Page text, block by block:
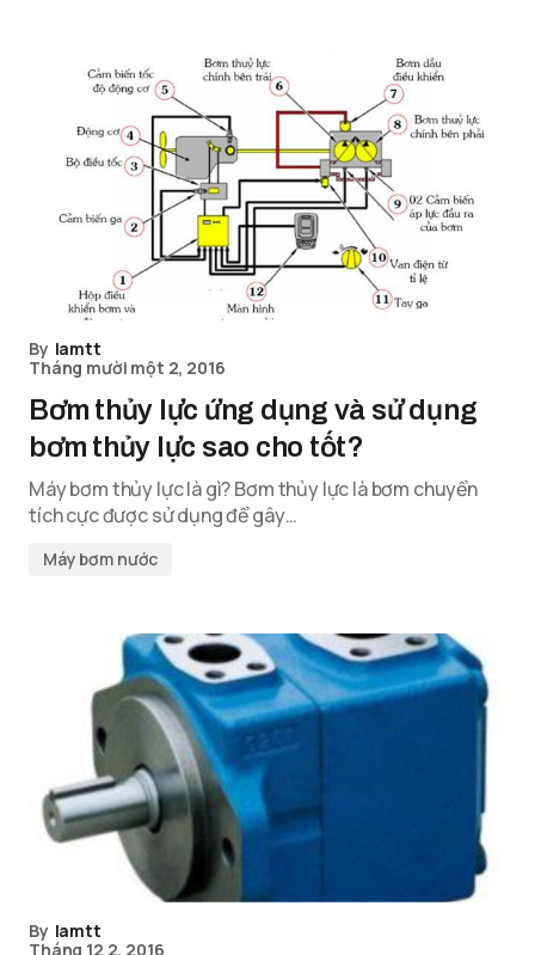
By lamtt
Tháng mười một 2, 2016
Bơm thủy lực ứng dụng và sử dụng
bơm thủy lực sao cho tốt?
Máy bơm thủy lực là gì? Bơm thủy lực là bơm chuyển
tích cực được sử dụng để gây…
Máy bơm nước
By lamtt
Tháng 12 2, 2016